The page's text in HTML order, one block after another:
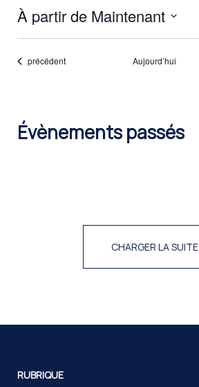
À partir de Maintenant
Sélectionnez
date.
Évènements
précédent Aujourd’hui
Évènements passés
CHARGER LA SUITE
RUBRIQUE